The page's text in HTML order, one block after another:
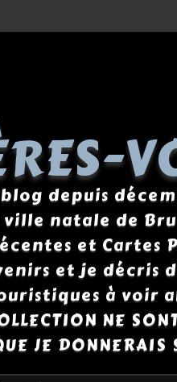
depuis
natale de
et Cartes
et je décris
à voir
NE
JE DONNERAIS